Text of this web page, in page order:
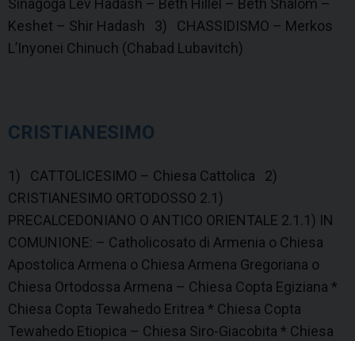
Sinagoga Lev Hadash – Beth Hillel – Beth Shalom –
Keshet – Shir Hadash 3) CHASSIDISMO – Merkos
L’Inyonei Chinuch (Chabad Lubavitch)
CRISTIANESIMO
1) CATTOLICESIMO – Chiesa Cattolica 2)
CRISTIANESIMO ORTODOSSO 2.1)
PRECALCEDONIANO O ANTICO ORIENTALE 2.1.1) IN
COMUNIONE: – Catholicosato di Armenia o Chiesa
Apostolica Armena o Chiesa Armena Gregoriana o
Chiesa Ortodossa Armena – Chiesa Copta Egiziana *
Chiesa Copta Tewahedo Eritrea * Chiesa Copta
Tewahedo Etiopica – Chiesa Siro-Giacobita * Chiesa